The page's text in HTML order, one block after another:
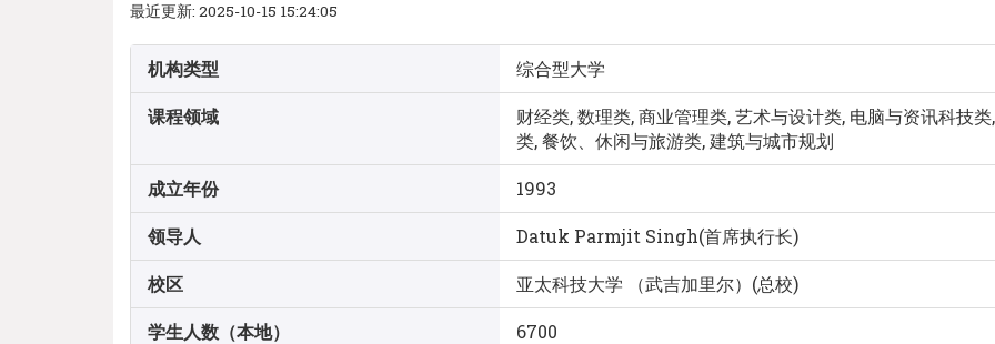
最近更新: 2025-10-15 15:24:05
机构类型 综合型大学
课程领域
财经类, 数理类, 商业管理类, 艺术与设计类, 电脑与资讯科技
类, 餐饮、休闲与旅游类, 建筑与城市规划
成立年份 1993
领导人 Datuk Parmjit Singh(首席执行长)
校区 亚太科技大学 （武吉加里尔）(总校)
学生人数（本地） 6700